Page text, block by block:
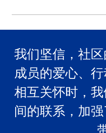
我们坚信，社
成员的爱心、
相互关怀时，
间的联系，加